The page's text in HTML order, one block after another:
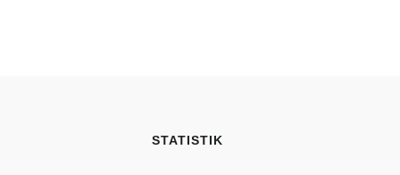
STATISTIK